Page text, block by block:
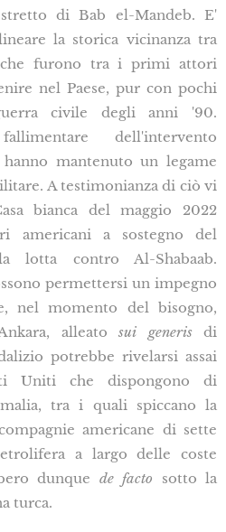
di Bab el-Mandeb. E'
la storica vicinanza tra
furono tra i primi attori
nel Paese, pur con pochi
civile degli anni '90.
dell'intervento
mantenuto un legame
A testimonianza di ciò vi
bianca del maggio 2022
americani a sostegno del
lotta contro Al-Shabaab.
permettersi un impegno
nel momento del bisogno,
alleato sui generisdi
potrebbe rivelarsi assai
Uniti che dispongono di
tra i quali spiccano la
americane di sette
a largo delle coste
dunque de facto sotto la
turca.